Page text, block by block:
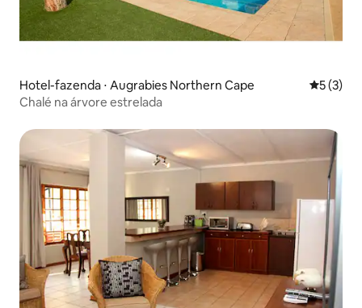
Hotel-fazenda ⋅ Augrabies Northern Cape 5 de
5 (3)
Chalé na árvore estrelada